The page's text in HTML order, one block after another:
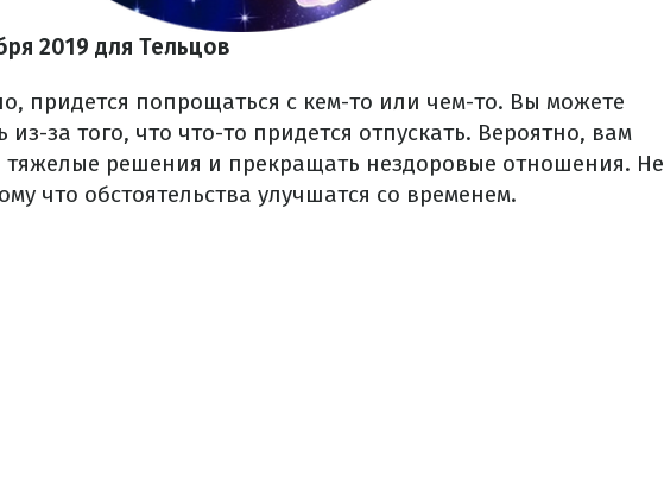
2019 для Тельцов
придется попрощаться с кем-то или чем-то. Вы можете
из-за того, что что-то придется отпускать. Вероятно, вам
тяжелые решения и прекращать нездоровые отношения. Не
что обстоятельства улучшатся со временем.